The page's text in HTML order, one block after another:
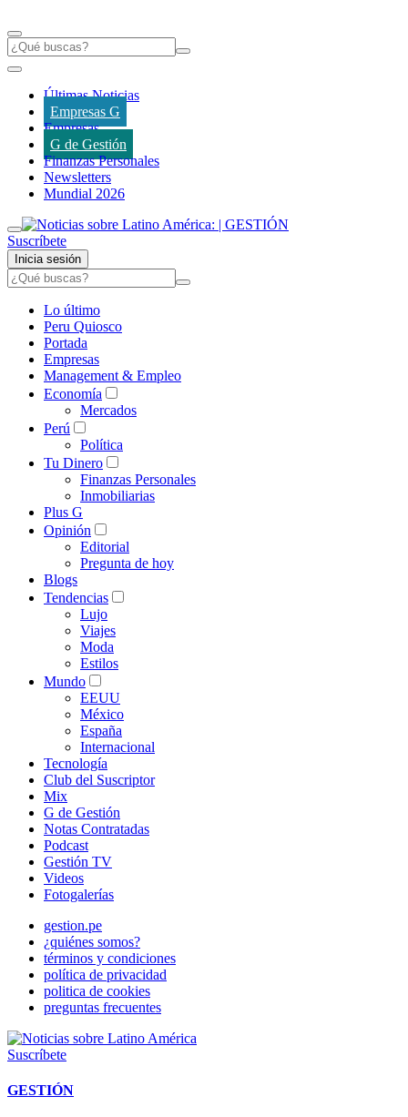
Últimas Noticias
Empresas G
Empresas
G de Gestión
Finanzas Personales
Newsletters
Mundial 2026
Suscríbete
Inicia sesión
Lo último
Peru Quiosco
Portada
Empresas
Management & Empleo
Economía
Mercados
Perú
Política
Tu Dinero
Finanzas Personales
Inmobiliarias
Plus G
Opinión
Editorial
Pregunta de hoy
Blogs
Tendencias
Lujo
Viajes
Moda
Estilos
Mundo
EEUU
México
España
Internacional
Tecnología
Club del Suscriptor
Mix
G de Gestión
Notas Contratadas
Podcast
Gestión TV
Videos
Fotogalerías
gestion.pe
¿quiénes somos?
términos y condiciones
política de privacidad
politica de cookies
preguntas frecuentes
Suscríbete
GESTIÓN